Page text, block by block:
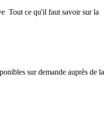
Tout ce qu'il faut savoir sur la
sur demande auprès de la